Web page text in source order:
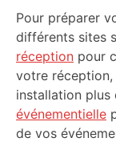
Pour préparer
différents sites
réception pour
votre réception,
installation plus
événementielle
de vos